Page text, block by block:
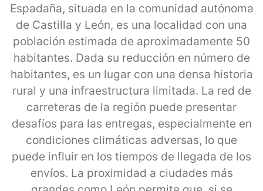
Espadaña, situada en la comunidad autónoma
de Castilla y León, es una localidad con una
población estimada de aproximadamente 50
habitantes. Dada su reducción en número de
habitantes, es un lugar con una densa historia
rural y una infraestructura limitada. La red de
carreteras de la región puede presentar
desafíos para las entregas, especialmente en
condiciones climáticas adversas, lo que
puede influir en los tiempos de llegada de los
envíos. La proximidad a ciudades más